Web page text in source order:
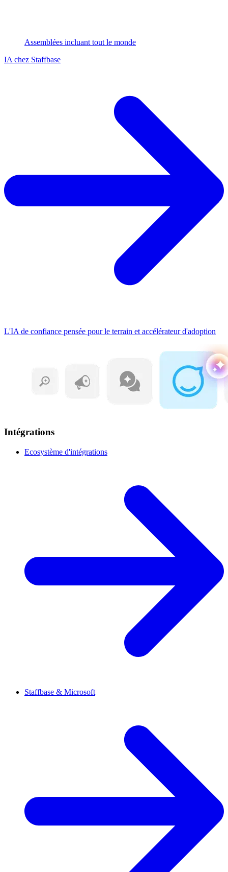
Assemblées incluant tout le monde
IA chez Staffbase
L'IA de confiance pensée pour le terrain et accélérateur d'adoption
Intégrations
Ecosystème d'intégrations
Staffbase & Microsoft